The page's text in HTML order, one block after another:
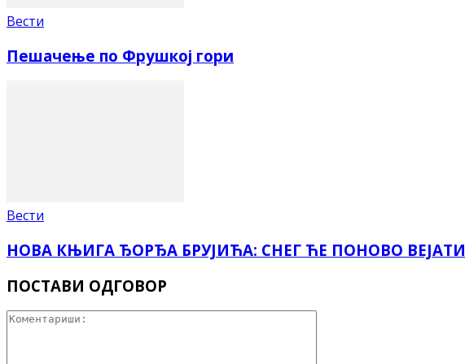
Вести
Пешачење по Фрушкој гори
Вести
НОВА КЊИГА ЂОРЂА БРУЈИЋА: СНЕГ ЋЕ ПОНОВО ВЕЈАТИ
ПОСТАВИ ОДГОВОР